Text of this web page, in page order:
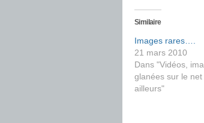
Similaire
Images rares….
21 mars 2010
Dans "Vidéos,
glanées sur le net
ailleurs"